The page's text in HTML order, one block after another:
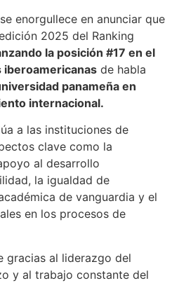
enorgullece en anunciar que
2025 del Ranking
la posición #17 en el
iberoamericanas de habla
panameña en
internacional.
a las instituciones de
clave como la
al desarrollo
la igualdad de
de vanguardia y el
en los procesos de
gracias al liderazgo del
y al trabajo constante del